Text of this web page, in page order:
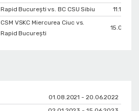
Rapid București vs. BC CSU Sibiu
CSM VSKC Miercurea Ciuc vs.
Rapid București
01.08.2021 - 20.06.2022